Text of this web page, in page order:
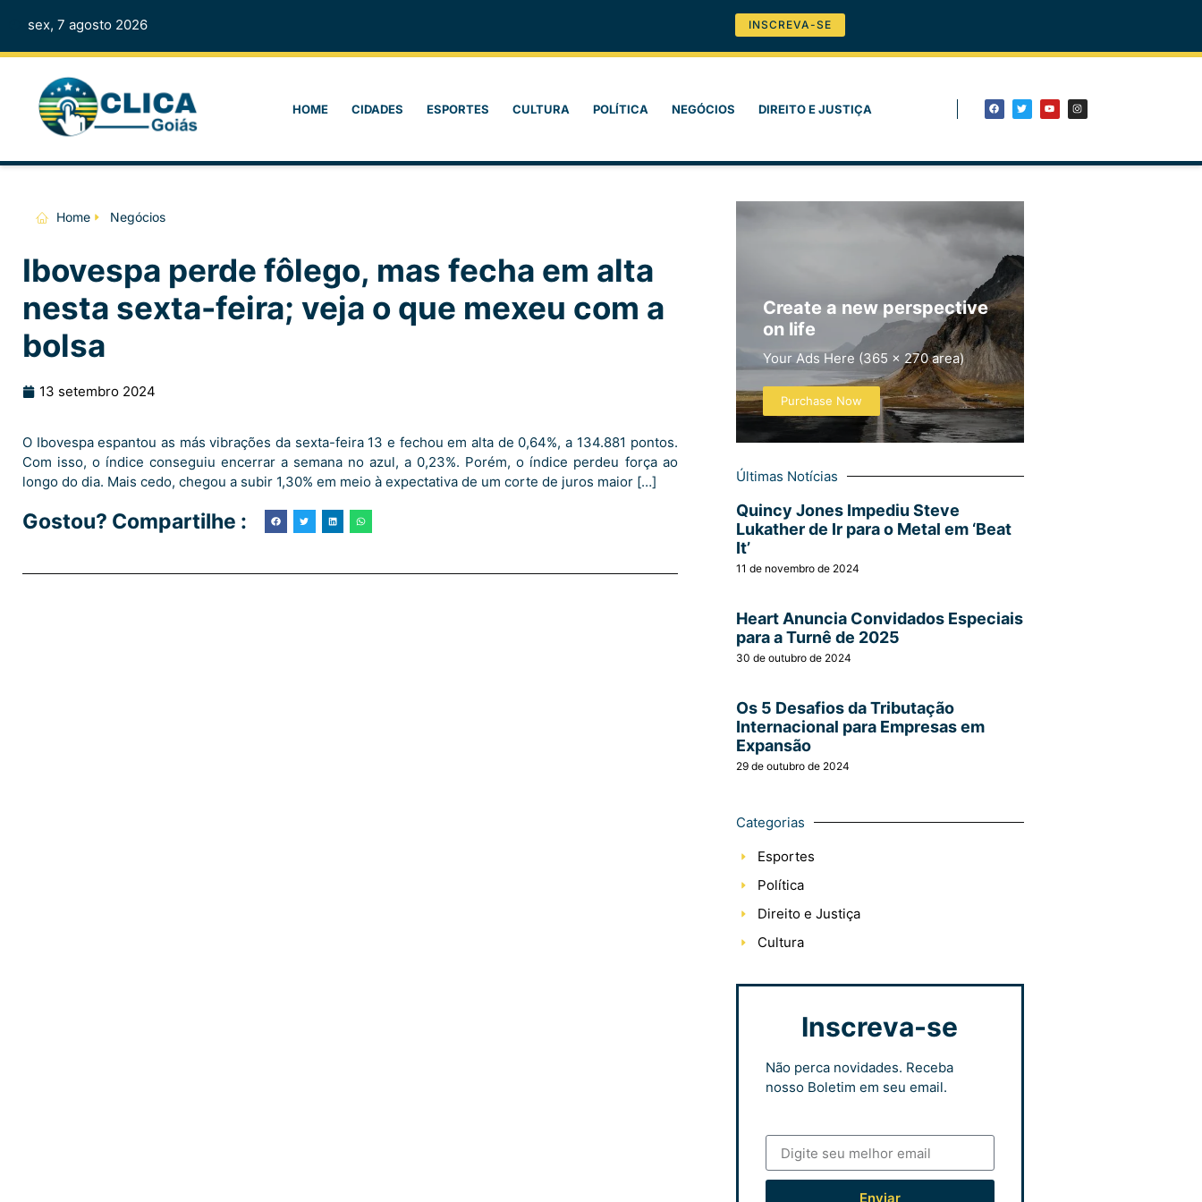
sex, 7 agosto 2026 INSCREVA-SE
HOME CIDADES ESPORTES CULTURA POLÍTICA NEGÓCIOS DIREITO E JUSTIÇA
Home Negócios
Ibovespa perde fôlego, mas fecha em alta
nesta sexta-feira; veja o que mexeu com a
bolsa
13 setembro 2024
O Ibovespa espantou as más vibrações da sexta-feira 13 e fechou em alta de 0,64%, a 134.881 pontos.
Com isso, o índice conseguiu encerrar a semana no azul, a 0,23%. Porém, o índice perdeu força ao
longo do dia. Mais cedo, chegou a subir 1,30% em meio à expectativa de um corte de juros maior […]
Gostou? Compartilhe :
Create a new perspective
on life
Your Ads Here (365 x 270 area)
Purchase Now
Últimas Notícias
Quincy Jones Impediu Steve
Lukather de Ir para o Metal em ‘Beat
It’
11 de novembro de 2024
Heart Anuncia Convidados Especiais
para a Turnê de 2025
30 de outubro de 2024
Os 5 Desafios da Tributação
Internacional para Empresas em
Expansão
29 de outubro de 2024
Categorias
Esportes
Política
Direito e Justiça
Cultura
Inscreva-se
Não perca novidades. Receba
nosso Boletim em seu email.
Enviar